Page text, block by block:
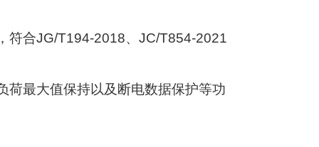
符合JG/T194-2018、 JC/T854-2021
荷最大值保持以及断电数据保护等功